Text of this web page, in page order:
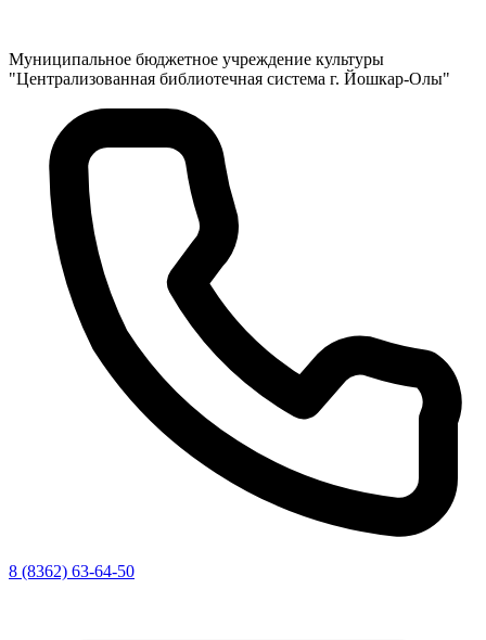
Муниципальное бюджетное учреждение культуры
"Централизованная библиотечная система г. Йошкар-Олы"
8 (8362) 63-64-50